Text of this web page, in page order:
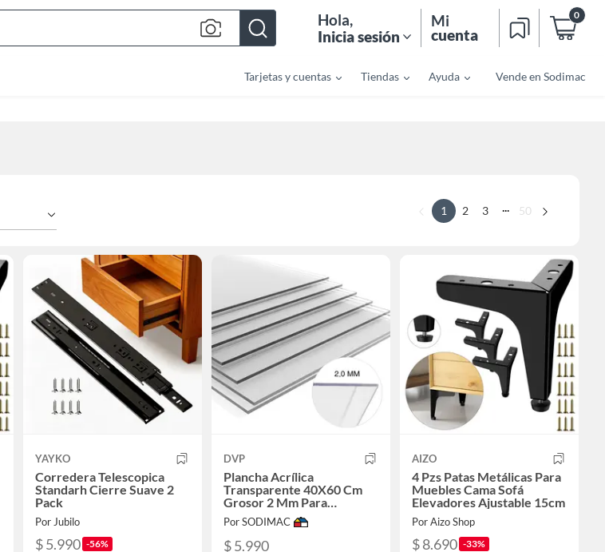
Bar
Hola,
Inicia sesión
Mi
cuenta
0
Tarjetas y cuentas Tiendas Ayuda Vende en Sodimac
1 2 3 ... 50
YAYKO
Corredera Telescopica
Standarh Cierre Suave 2
Pack
Por Jubilo
$ 5.990 -56%
DVP
Plancha Acrílica
Transparente 40X60 Cm
Grosor 2 Mm Para
Decoración
Por SODIMAC
$ 5.990
AIZO
4 Pzs Patas Metálicas Para
Muebles Cama Sofá
Elevadores Ajustable 15cm
Por Aizo Shop
$ 8.690 -33%